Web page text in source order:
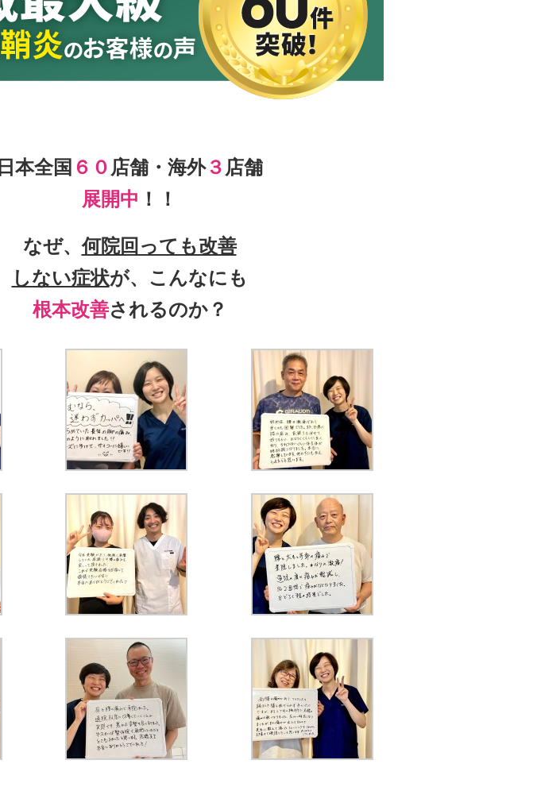
日本全国 ６０ 店舗・海外３ 店舗
展開中 ！！
なぜ、何院回っても改善
しない症状が、こんなにも
根本改善されるのか？